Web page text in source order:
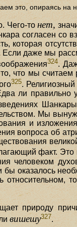
это, опираясь на
Чего-то нет,
согласен со
которая
даже мы
324.
что мы
325.
ли
Шанкары
Мы
и
вопроса об
факт.
человеком
оказалось
природу
вишешу327.